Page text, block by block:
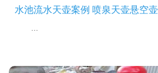
水池流水天壶案例 喷泉天壶悬空壶